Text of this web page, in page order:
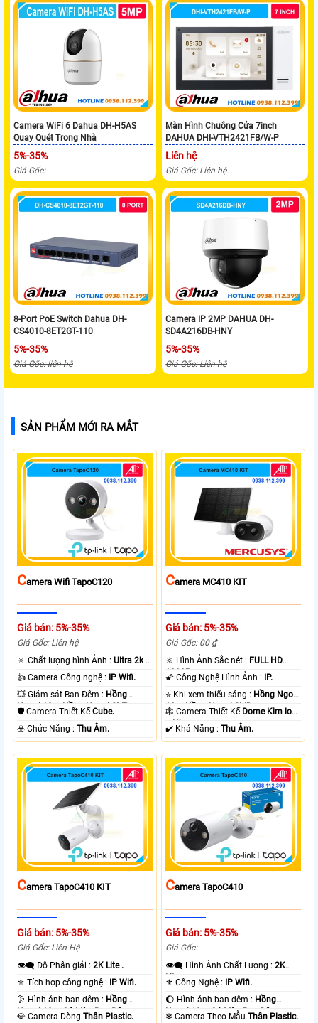
Camera WiFi 6 Dahua DH-H5AS
Quay Quét Trong Nhà
5%-35%
Giá Gốc:
Màn Hình Chuông Cửa 7inch
DAHUA DHI-VTH2421FB/W-P
Liên hệ
Giá Gốc: Liên hệ
8-Port PoE Switch Dahua DH-
CS4010-8ET2GT-110
5%-35%
Giá Gốc: liên hệ
Camera IP 2MP DAHUA DH-
SD4A216DB-HNY
5%-35%
Giá Gốc: Liên hệ
SẢN PHẨM MỚI RA MẮT
CAmera Wifi TapoC120
Giá bán: 5%-35%
Giá Gốc: Liên hệ
🔅 Chất lượng hình Ảnh :Ultra 2k +
.
👍 Camera Công nghệ :
IP Wifi.
💥 Giám sát Ban Đêm : Hồng
Ngoại 10m Hồng Ngoại SMD.
🛡 Camera Thiết KếCube.
️☣️ Chức Năng :Thu Âm.
CAmera MC410 KIT
Giá bán: 5%-35%
Giá Gốc: 00 ₫
🔆 Hình Ảnh Sắc nét : FULL HD
1080P .
🌠 Công Nghệ Hình Ảnh :
IP.
⭐ Khi xem thiếu sáng : Hồng Ngoại
10m Hồng Ngoại SMD.
🕸️ Camera Thiết Kế Dome Kim loại
+ Nhựa.
️✔️ Khả Năng :Thu Âm.
CAmera TapoC410 KIT
Giá bán: 5%-35%
Giá Gốc: Liên Hệ
👁️‍🗨 Độ Phân giải :2K Lite .
⚜️ Tích hợp công nghệ :
IP Wifi.
🌛 Hình ảnh ban đêm : Hồng
Ngoại 10m Có Màu Ban Ðêm.
💎 Camera DòngThân Plastic.
CAmera TapoC410
Giá bán: 5%-35%
Giá Gốc:
👁️‍🗨 Hình Ành Chất Lượng :2K
Lite .
⚜️ Công Nghệ :
IP Wifi.
🌔 Hình ảnh ban đêm : Hồng
Ngoại 10m Có Màu Ban Ðêm.
❄ Camera Theo MẫuThân Plastic.